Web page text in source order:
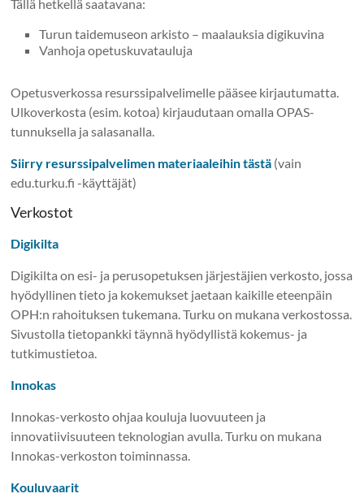
Tällä hetkellä saatavana:
Turun taidemuseon arkisto – maalauksia digikuvina
Vanhoja opetuskuvatauluja
Opetusverkossa resurssipalvelimelle pääsee kirjautumatta.
Ulkoverkosta (esim. kotoa) kirjaudutaan omalla OPAS-
tunnuksella ja salasanalla.
Siirry resurssipalvelimen materiaaleihin tästä (vain
edu.turku.fi -käyttäjät)
Verkostot
Digikilta
Digikilta on esi- ja perusopetuksen järjestäjien verkosto, jossa
hyödyllinen tieto ja kokemukset jaetaan kaikille eteenpäin
OPH:n rahoituksen tukemana. Turku on mukana verkostossa.
Sivustolla tietopankki täynnä hyödyllistä kokemus- ja
tutkimustietoa.
Innokas
Innokas-verkosto ohjaa kouluja luovuuteen ja
innovatiivisuuteen teknologian avulla. Turku on mukana
Innokas-verkoston toiminnassa.
Kouluvaarit